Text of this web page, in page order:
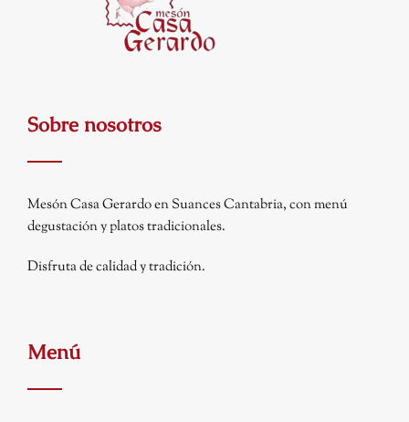
Sobre nosotros
Mesón Casa Gerardo en Suances Cantabria, con menú
degustación y platos tradicionales.
Disfruta de calidad y tradición.
Menú